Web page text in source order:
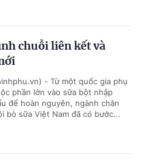
chuỗi liên kết và
- Từ một quốc gia phụ
phần lớn vào sữa bột nhập
để hoàn nguyên, ngành chăn
bò sữa Việt Nam đã có bước...